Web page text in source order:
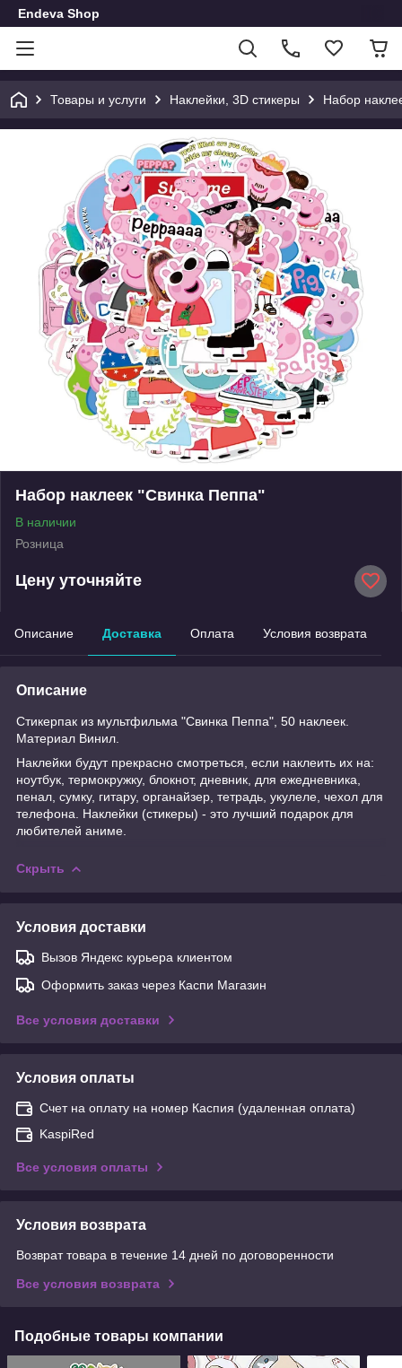
Endeva Shop
Товары и услуги Наклейки, 3D стикеры Набор
Набор наклеек "Свинка Пеппа"
В наличии
Розница
Цену уточняйте
Описание Доставка Оплата Условия возврата
Описание
Стикерпак из мультфильма "Свинка Пеппа", 50 наклеек.
Материал Винил.
Наклейки будут прекрасно смотреться, если наклеить их на:
ноутбук, термокружку, блокнот, дневник, для ежедневника,
пенал, сумку, гитару, органайзер, тетрадь, укулеле, чехол для
телефона. Наклейки (стикеры) - это лучший подарок для
любителей аниме.
Скрыть
Условия доставки
Вызов Яндекс курьера клиентом
Оформить заказ через Каспи Магазин
Все условия доставки
Условия оплаты
Счет на оплату на номер Каспия (удаленная оплата)
KaspiRed
Все условия оплаты
Условия возврата
Возврат товара в течение 14 дней по договоренности
Все условия возврата
Подобные товары компании